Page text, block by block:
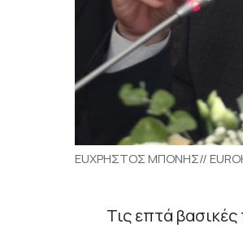
EUΧΡΗΣΤΟΣ ΜΠΟΝΗΣ//
Τις επτά